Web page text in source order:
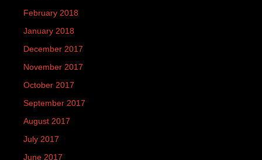
February 2018
January 2018
December 2017
November 2017
October 2017
September 2017
August 2017
July 2017
June 2017